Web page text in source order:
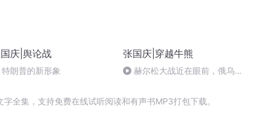
庆|舆论战
特朗普的新形象
张国庆|穿越牛熊
赫尔松大战近在眼前，俄乌冲
全集，支持免费在线试听阅读和有声书MP3打包下载。